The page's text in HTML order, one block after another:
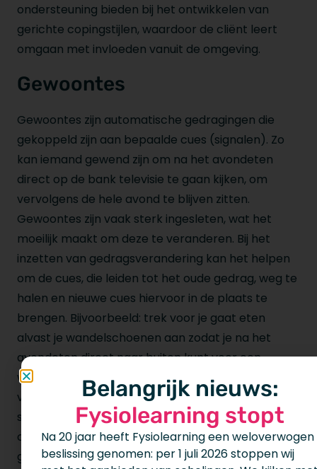
ondersteuning bieden bij het ontwikkelen van
gerichte copingstijlen, waardoor de cliënt leert
omgaan met invloeden vanuit de omgeving.
Gewoontes
Gewoontes zijn automatische gedragingen die
gekoppeld zijn aan bepaalde cues (signalen). Zo
kan iemand gewend zijn om na het avondeten
direct op de bank televisie te gaan kijken, om
vervolgens de hele avond te blijven zitten.
Gewoontes zijn vaak sterk ingesleten, wat het
moeilijk maakt om deze te veranderen. Bij het
inzetten van gedragsverandering kan het helpen
om de cues, die leiden tot het oude gedrag, weg te
halen en nieuwe cues hiervoor in de plaats te
brengen. Bijvoorbeeld: trek voor je gaat eten
alvast je wandelschoenen aan zodat je na het
avondeten direct naar buiten kunt voor een
wandeling. Het aanleren van nieuwe gewoontes
vraagt veel herhaling in een specifieke context of
situatie, waarbij het herhaaldelijk aanbieden van
cues helpend is. Op die manier wordt het nieuwe
gedrag uiteindelijk een automatisme en is de kans
Belangrijk nieuws:
Fysiolearning stopt
Na 20 jaar heeft Fysiolearning een weloverwogen
beslissing genomen: per 1 juli 2026 stoppen wij